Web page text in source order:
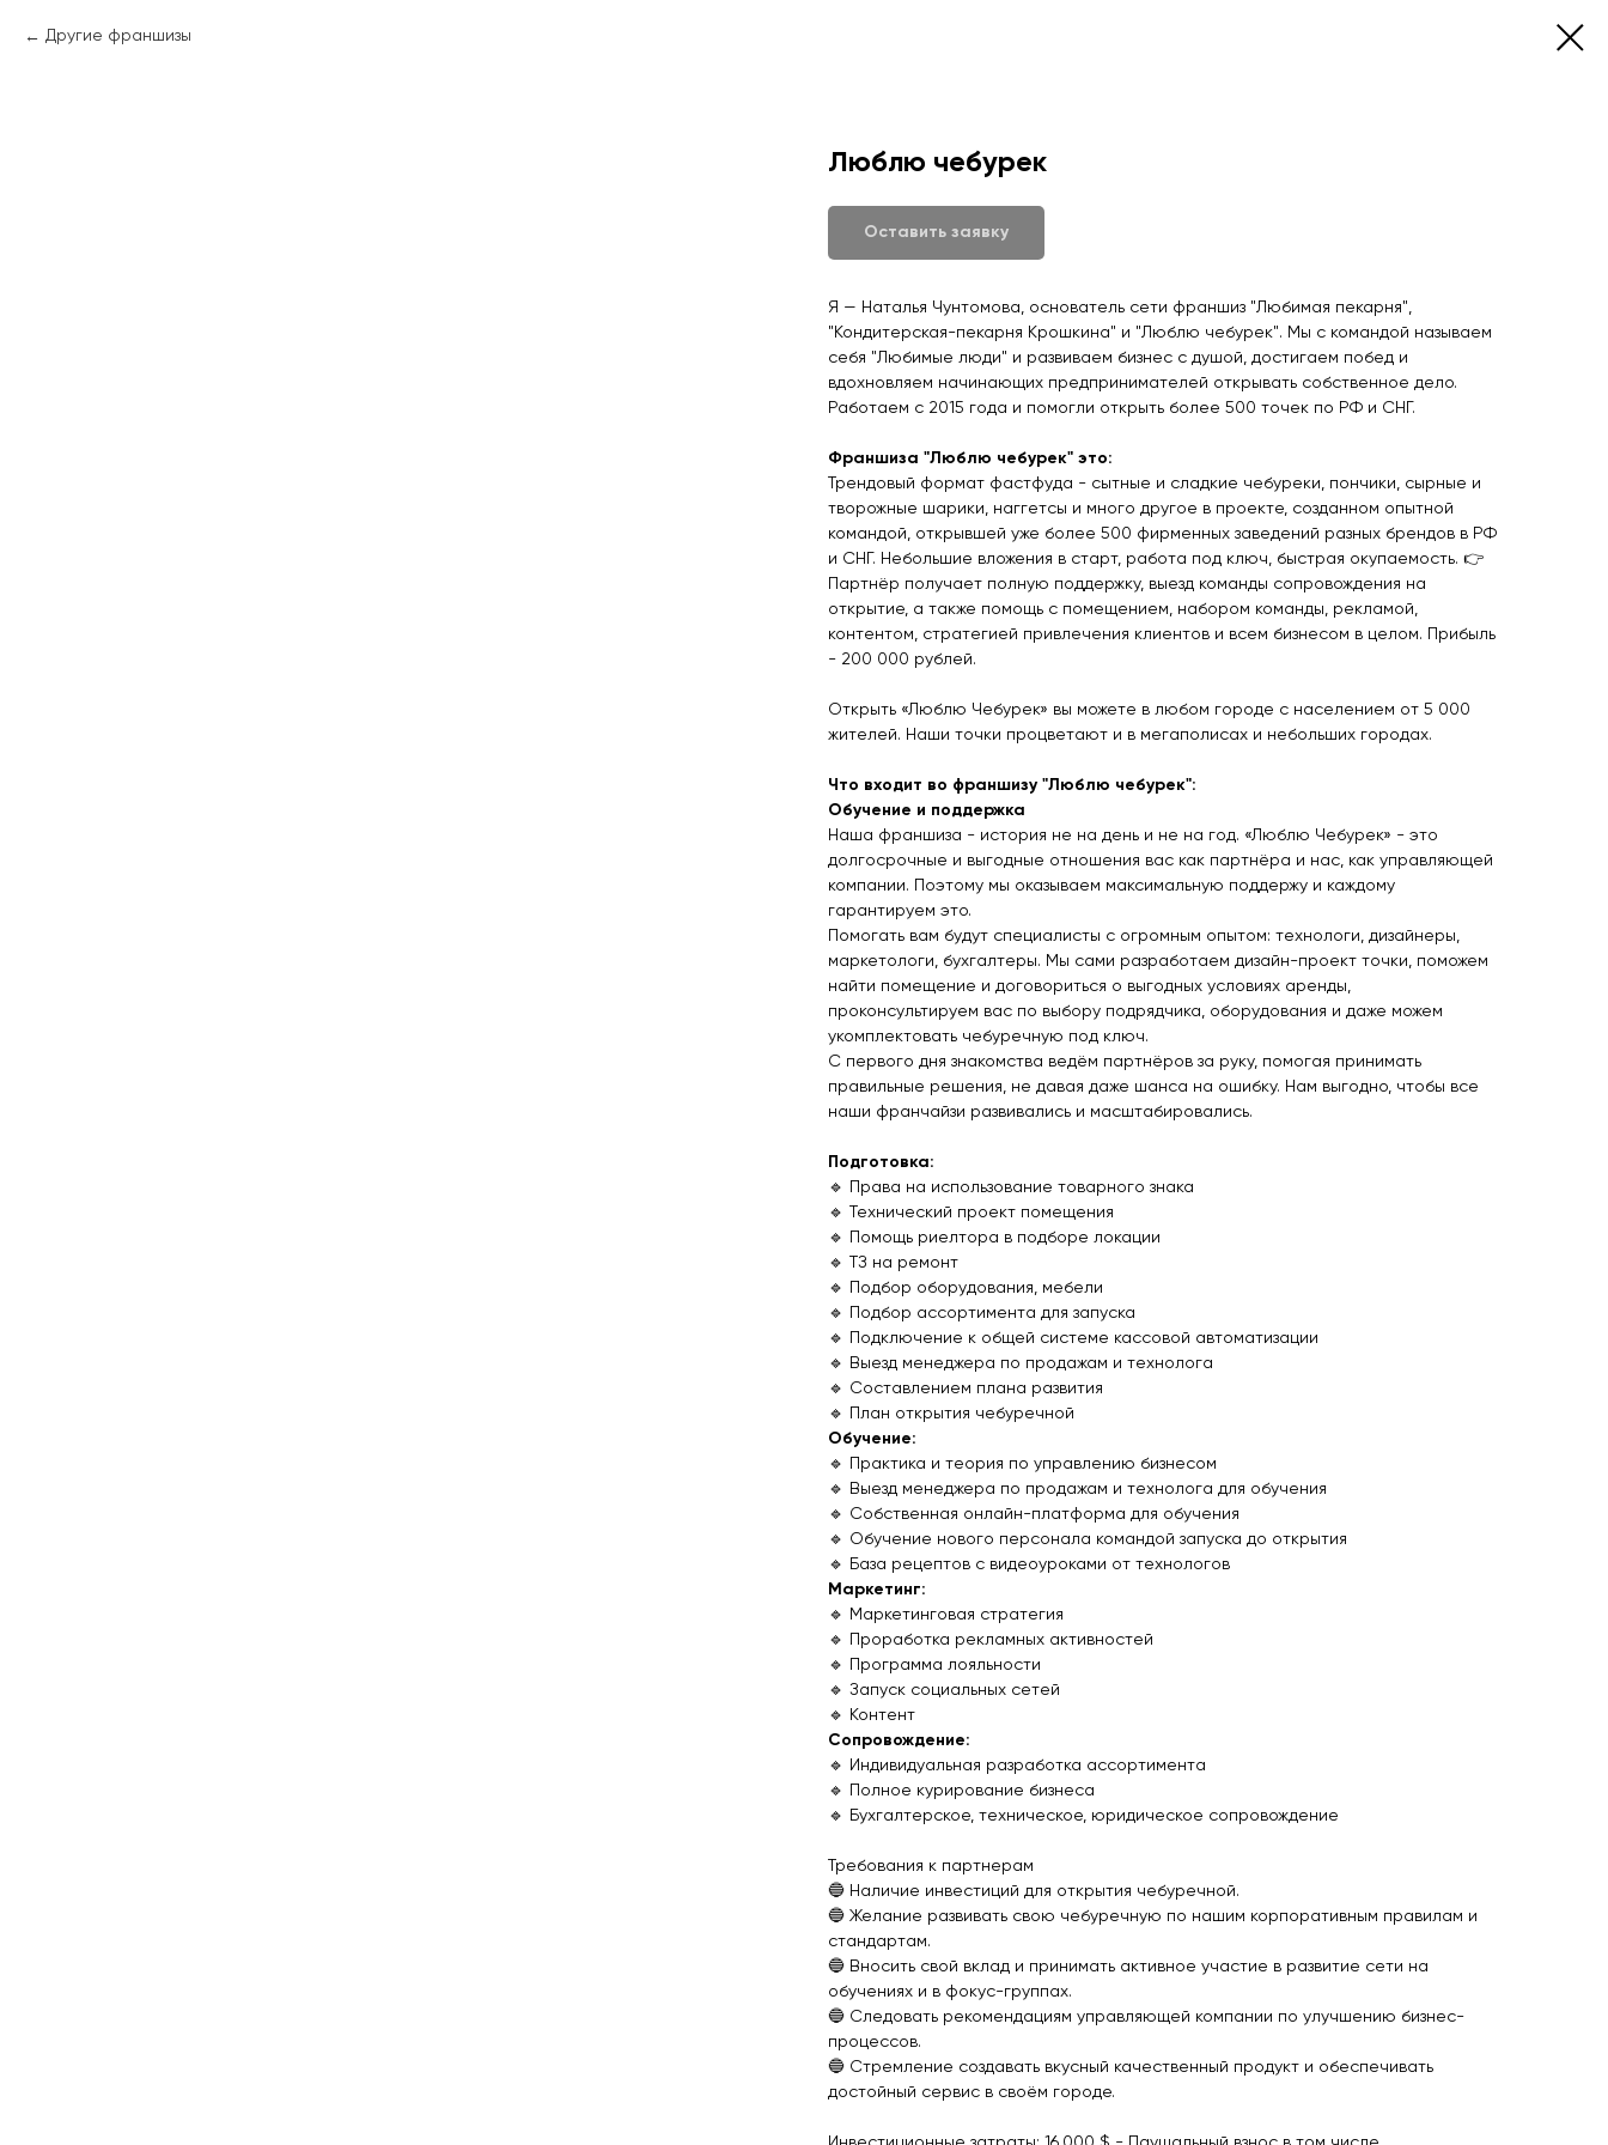
Другие франшизы
Люблю чебурек
Оставить заявку
Я — Наталья Чунтомова, основатель сети франшиз "Любимая пекарня",
"Кондитерская-пекарня Крошкина" и "Люблю чебурек". Мы с командой называем
себя "Любимые люди" и развиваем бизнес с душой, достигаем побед и
вдохновляем начинающих предпринимателей открывать собственное дело.
Работаем с 2015 года и помогли открыть более 500 точек по РФ и СНГ.
Франшиза "Люблю чебурек" это:
Трендовый формат фастфуда - сытные и сладкие чебуреки, пончики, сырные и
творожные шарики, наггетсы и много другое в проекте, созданном опытной
командой, открывшей уже более 500 фирменных заведений разных брендов в РФ
и СНГ. Небольшие вложения в старт, работа под ключ, быстрая окупаемость. 👉
Партнёр получает полную поддержку, выезд команды сопровождения на
открытие, а также помощь с помещением, набором команды, рекламой,
контентом, стратегией привлечения клиентов и всем бизнесом в целом. Прибыль
- 200 000 рублей.
Открыть «Люблю Чебурек» вы можете в любом городе с населением от 5 000
жителей. Наши точки процветают и в мегаполисах и небольших городах.
Что входит во франшизу "Люблю чебурек":
Обучение и поддержка
Наша франшиза - история не на день и не на год. «Люблю Чебурек» - это
долгосрочные и выгодные отношения вас как партнёра и нас, как управляющей
компании. Поэтому мы оказываем максимальную поддержу и каждому
гарантируем это.
Помогать вам будут специалисты с огромным опытом: технологи, дизайнеры,
маркетологи, бухгалтеры. Мы сами разработаем дизайн-проект точки, поможем
найти помещение и договориться о выгодных условиях аренды,
проконсультируем вас по выбору подрядчика, оборудования и даже можем
укомплектовать чебуречную под ключ.
С первого дня знакомства ведём партнёров за руку, помогая принимать
правильные решения, не давая даже шанса на ошибку. Нам выгодно, чтобы все
наши франчайзи развивались и масштабировались.
Подготовка:
🔹 Права на использование товарного знака
🔹 Технический проект помещения
🔹 Помощь риелтора в подборе локации
🔹 ТЗ на ремонт
🔹 Подбор оборудования, мебели
🔹 Подбор ассортимента для запуска
🔹 Подключение к общей системе кассовой автоматизации
🔹 Выезд менеджера по продажам и технолога
🔹 Составлением плана развития
🔹 План открытия чебуречной
Обучение:
🔹 Практика и теория по управлению бизнесом
🔹 Выезд менеджера по продажам и технолога для обучения
🔹 Собственная онлайн-платформа для обучения
🔹 Обучение нового персонала командой запуска до открытия
🔹 База рецептов с видеоуроками от технологов
Маркетинг:
🔹 Маркетинговая стратегия
🔹 Проработка рекламных активностей
🔹 Программа лояльности
🔹 Запуск социальных сетей
🔹 Контент
Сопровождение:
🔹 Индивидуальная разработка ассортимента
🔹 Полное курирование бизнеса
🔹 Бухгалтерское, техническое, юридическое сопровождение
Требования к партнерам
🔵 Наличие инвестиций для открытия чебуречной.
🔵 Желание развивать свою чебуречную по нашим корпоративным правилам и
стандартам.
🔵 Вносить свой вклад и принимать активное участие в развитие сети на
обучениях и в фокус-группах.
🔵 Следовать рекомендациям управляющей компании по улучшению бизнес-
процессов.
🔵 Стремление создавать вкусный качественный продукт и обеспечивать
достойный сервис в своём городе.